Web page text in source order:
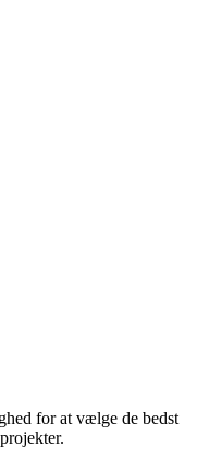
for at vælge de bedst